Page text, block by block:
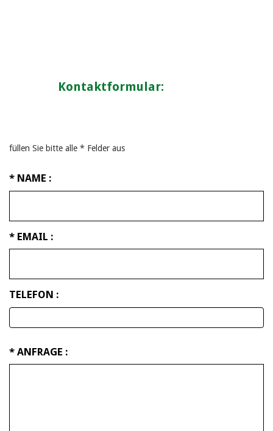
Kontaktformular:
füllen Sie bitte alle * Felder aus
* NAME :
* EMAIL :
TELEFON :
* ANFRAGE :